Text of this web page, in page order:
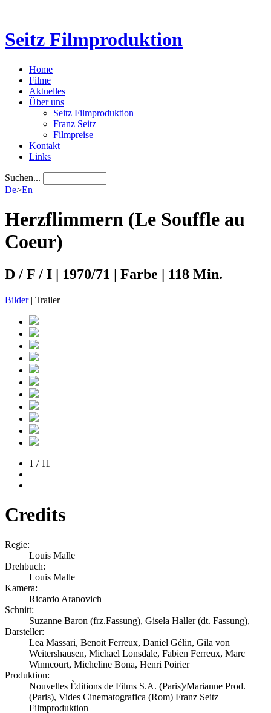
Seitz Filmproduktion
Home
Filme
Aktuelles
Über uns
Seitz Filmproduktion
Franz Seitz
Filmpreise
Kontakt
Links
Suchen...
De>En
Herzflimmern (Le Souffle au
Coeur)
D / F / I | 1970/71 | Farbe | 118 Min.
Bilder| Trailer
1 / 11
Credits
Regie:
Louis Malle
Drehbuch:
Louis Malle
Kamera:
Ricardo Aranovich
Schnitt:
Suzanne Baron (frz.Fassung), Gisela Haller (dt. Fassung),
Darsteller:
Lea Massari, Benoit Ferreux, Daniel Gélin, Gila von
Weitershausen, Michael Lonsdale, Fabien Ferreux, Marc
Winncourt, Micheline Bona, Henri Poirier
Produktion:
Nouvelles Èditions de Films S.A. (Paris)/Marianne Prod.
(Paris), Vides Cinematografica (Rom) Franz Seitz
Filmproduktion